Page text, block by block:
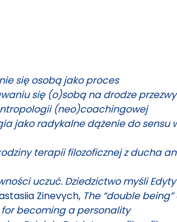
się osobą jako proces
się (o)sobą na drodze
(neo)coachingowej
jako radykalne dążenie do sensu
terapii filozoficznej z ducha
uczuć. Dziedzictwo myśli
Zinevych, The “double
becoming a personality